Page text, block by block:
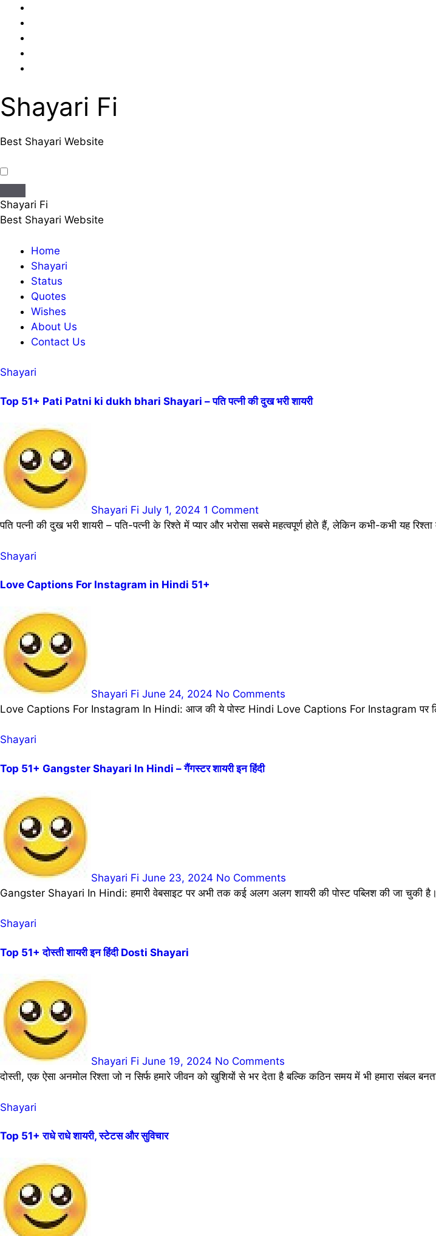
content
Shayari Fi
Best Shayari Website
Shayari Fi
Best Shayari Website
Home
Shayari
Status
Quotes
Wishes
About Us
Contact Us
Shayari
Top 51+ Pati Patni ki dukh bhari Shayari – पति पत्नी की दुख भरी शायरी
Shayari Fi July 1, 2024 1 Comment
पति पत्नी की दुख भरी शायरी – पति-पत्नी के रिश्ते में प्यार और भरोसा सबसे महत्वपूर्ण होते हैं, लेकिन कभी-कभी यह
Shayari
Love Captions For Instagram in Hindi 51+
Shayari Fi June 24, 2024 No Comments
Love Captions For Instagram In Hindi: आज की ये पोस्ट Hindi Love Captions For Instagram पर
Shayari
Top 51+ Gangster Shayari In Hindi – गैंगस्टर शायरी इन हिंदी
Shayari Fi June 23, 2024 No Comments
Gangster Shayari In Hindi: हमारी वेबसाइट पर अभी तक कई अलग अलग शायरी की पोस्ट पब्लिश की जा चुकी
Shayari
Top 51+ दोस्ती शायरी इन हिंदी Dosti Shayari
Shayari Fi June 19, 2024 No Comments
दोस्ती, एक ऐसा अनमोल रिश्ता जो न सिर्फ हमारे जीवन को खुशियों से भर देता है बल्कि कठिन समय में भी हमारा संबल
Shayari
Top 51+ राधे राधे शायरी, स्टेटस और सुविचार